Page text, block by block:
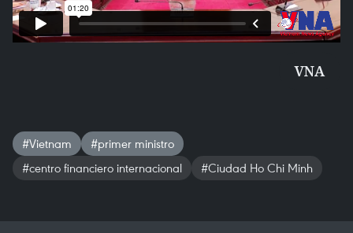
VNA
#Vietnam
#primer ministro
#centro financiero internacional
#Ciudad Ho Chi Minh